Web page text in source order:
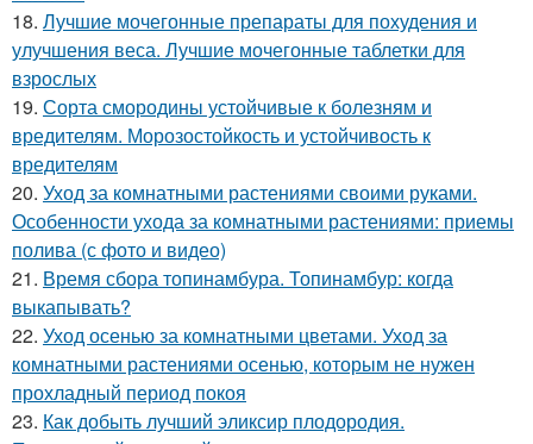
18. Лучшие мочегонные препараты для похудения и
улучшения веса. Лучшие мочегонные таблетки для
взрослых
19. Сорта смородины устойчивые к болезням и
вредителям. Морозостойкость и устойчивость к
вредителям
20. Уход за комнатными растениями своими руками.
Особенности ухода за комнатными растениями: приемы
полива (с фото и видео)
21. Время сбора топинамбура. Топинамбур: когда
выкапывать?
22. Уход осенью за комнатными цветами. Уход за
комнатными растениями осенью, которым не нужен
прохладный период покоя
23. Как добыть лучший эликсир плодородия.